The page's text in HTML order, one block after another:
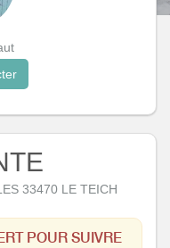
33470 LE TEICH
POUR SUIVRE